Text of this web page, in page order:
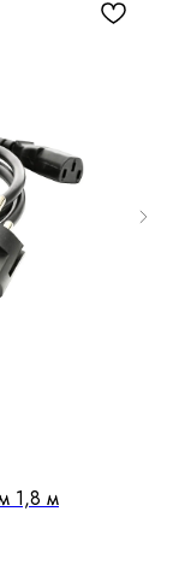
1,8 м